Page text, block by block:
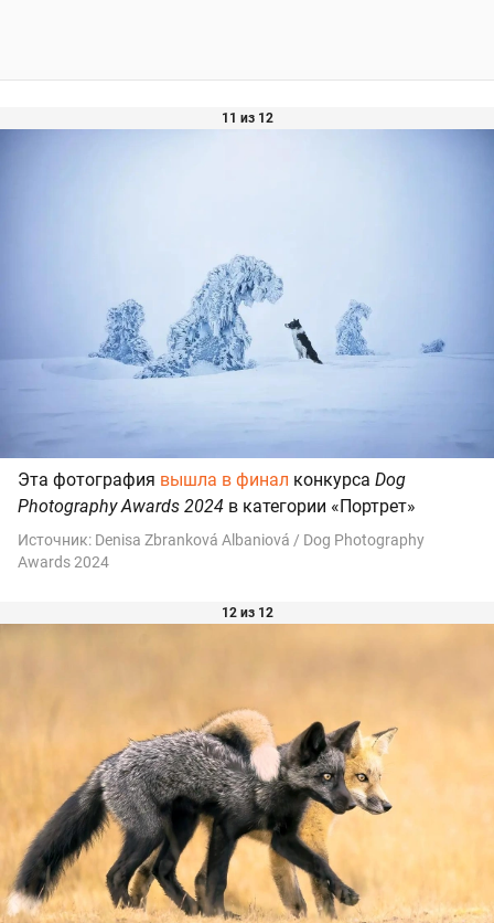
11 из 12
Эта фотография вышла в финал конкурса Dog
Photography Awards 2024 в категории «Портрет»
Источник: Denisa Zbranková Albaniová / Dog Photography
Awards 2024
12 из 12